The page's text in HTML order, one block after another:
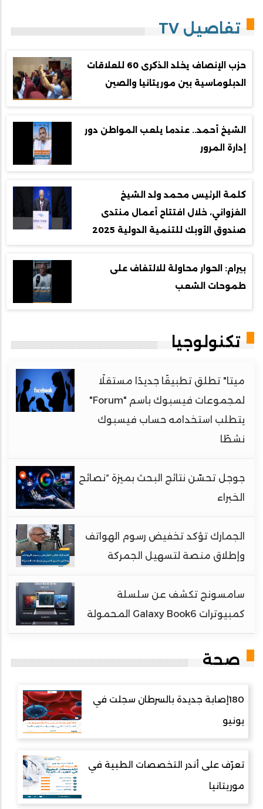
تفاصيل TV
حزب الإنصاف يخلد الذكرى 60 للعلاقات
الدبلوماسية بين موريتانيا والصين
الشيخ أحمد.. عندما يلعب المواطن دور
إدارة المرور
كلمة الرئيس محمد ولد الشيخ
الغزواني، خلال افتتاح أعمال منتدى
صندوق الأوبك للتنمية الدولية 2025
بيرام: الحوار محاولة للالتفاف على
طموحات الشعب
تكنولوجيا
ميتا" تطلق تطبيقًا جديدًا مستقلًا
لمجموعات فيسبوك باسم "Forum"
يتطلب استخدامه حساب فيسبوك
نشطًا
جوجل تحسّن نتائج البحث بميزة “نصائح
الخبراء
الجمارك تؤكد تخفيض رسوم الهواتف
وإطلاق منصة لتسهيل الجمركة
سامسونج تكشف عن سلسلة
كمبيوترات Galaxy Book6 المحمولة
صحة
180إصابة جديدة بالسرطان سجلت في
يونيو
تعرّف على أندر التخصصات الطبية في
موريتانيا